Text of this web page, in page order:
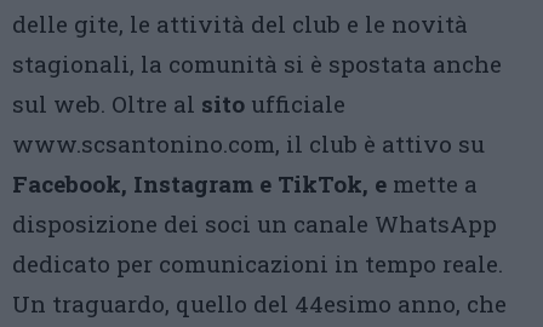
delle gite, le attività del club e le novità
stagionali, la comunità si è spostata anche
sul web. Oltre al sito ufficiale
www.scsantonino.com, il club è attivo su
Facebook, Instagram e TikTok, e mette a
disposizione dei soci un canale WhatsApp
dedicato per comunicazioni in tempo reale.
Un traguardo, quello del 44esimo anno, che